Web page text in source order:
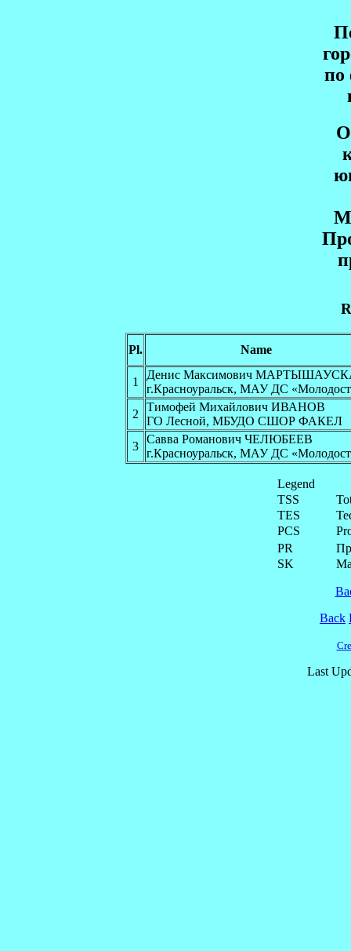
по
Pl. Name
1
Денис Максимович
г.Красноуральск, МАУ ДС
2
Тимофей Михайлович ИВАНОВ
ГО Лесной, МБУДО СШОР ФАКЕЛ
3
Савва Романович ЧЕЛЮБЕЕВ
г.Красноуральск, МАУ ДС
Legend
TSS
TES
PCS
PR
SK
Back
Last